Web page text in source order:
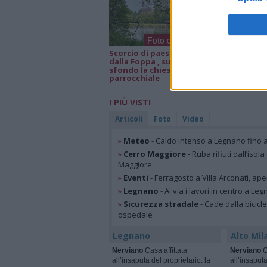
Foto dei lettori
Scorcio di paesaggio
dalla Foppa , sullo
sfondo la chiesa
parrocchiale
I PIÙ VISTI
Articoli Foto Video
» Meteo - Caldo intenso a Legnano fino
» Cerro Maggiore- Ruba rifiuti
Maggiore
» Eventi - Ferragosto a Villa Arconati,
» Legnano - Al via i lavori in centro a
» Sicurezza stradale- Cade dalla
ospedale
Legnano
Nerviano Casa affittata
all’insaputa del proprietario: la
Alto
Nerviano